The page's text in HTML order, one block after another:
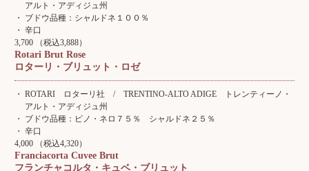
アルト・アディジュ州
ブドウ品種：シャルドネ１００％
辛口
3,700 （税込3,888）
Rotari Brut Rose
ロターリ・ブリュット・ロゼ
ROTARI ロターリ社 / TRENTINO-ALTO ADIGE トレンティーノ・
アルト・アディジュ州
ブドウ品種：ピノ・ネロ７５％ シャルドネ２５％
辛口
4,000 （税込4,320）
Franciacorta Cuvee Brut
フランチャコルタ・キュベ・ブリュット